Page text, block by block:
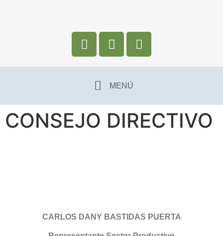
MENÚ
CONSEJO DIRECTIVO
CARLOS DANY BASTIDAS PUERTA